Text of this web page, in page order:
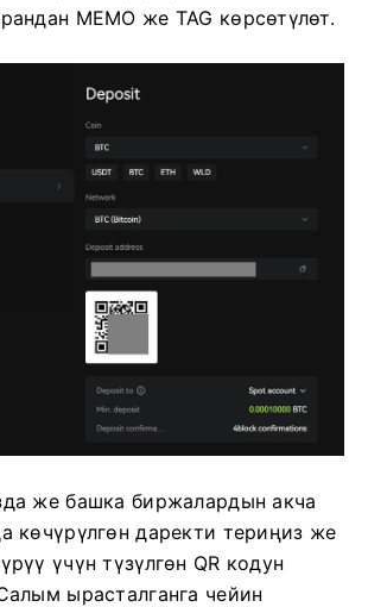
MEMO же TAG көрсөтүлөт.
же башка биржалардын акча
көчүрүлгөн даректи териңиз же
үчүн түзүлгөн QR кодун
ырасталганга чейин